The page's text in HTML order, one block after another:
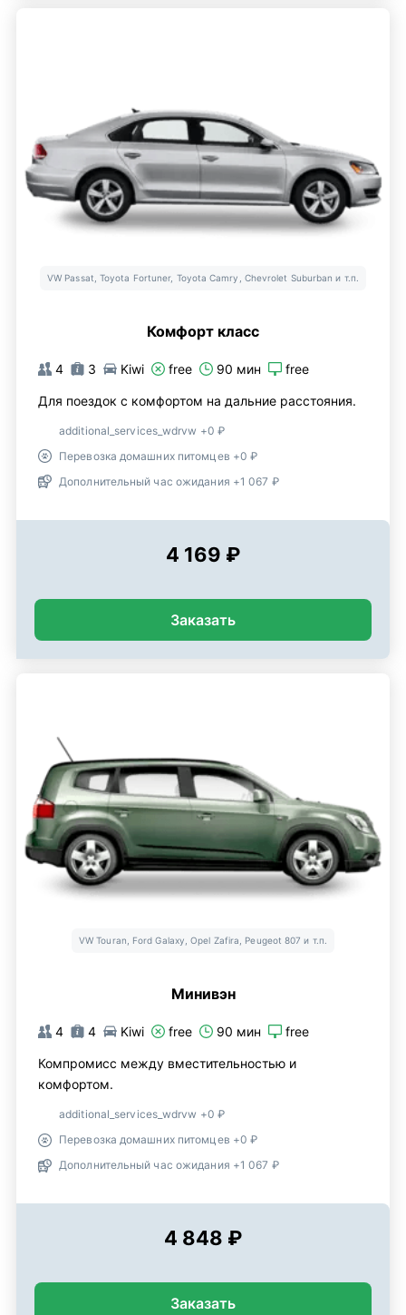
VW Passat, Toyota Fortuner, Toyota Camry, Chevrolet Suburban и т.п.
Комфорт класс
4 3 Kiwi free 90 мин free
Для поездок с комфортом на дальние расстояния.
additional_services_wdrvw +0 ₽
Перевозка домашних питомцев +0 ₽
Дополнительный час ожидания +1 067 ₽
4 169 ₽
Заказать
VW Touran, Ford Galaxy, Opel Zafira, Peugeot 807 и т.п.
Минивэн
4 4 Kiwi free 90 мин free
Компромисс между вместительностью и
комфортом.
additional_services_wdrvw +0 ₽
Перевозка домашних питомцев +0 ₽
Дополнительный час ожидания +1 067 ₽
4 848 ₽
Заказать